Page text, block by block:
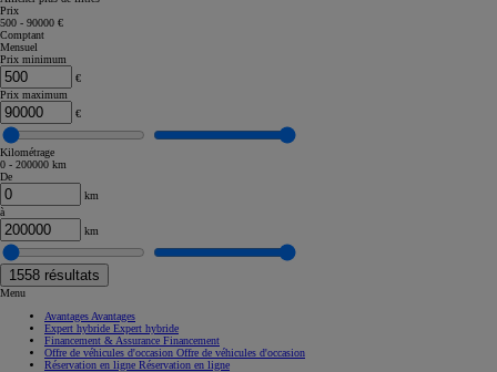
Prix
500 - 90000 €
Comptant
Mensuel
Prix minimum
€
Prix maximum
€
Kilométrage
0 - 200000 km
De
km
à
km
1558 résultats
Menu
Avantages Avantages
Expert hybride Expert hybride
Financement & Assurance Financement
Offre de véhicules d'occasion Offre de véhicules d'occasion
Réservation en ligne Réservation en ligne